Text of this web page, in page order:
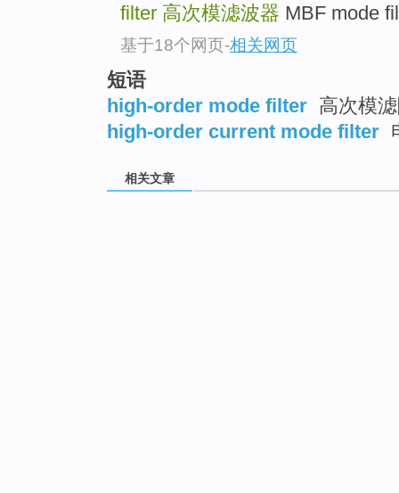
filter 高次模滤波器 MBF mode
基于18个网页-相关网页
短语
high-order mode filter 高次模
high-order current mode filter
相关文章